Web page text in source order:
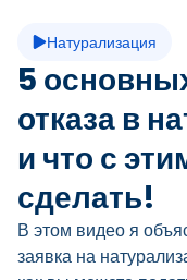
Натурализация
5
отказа в
и что с
сделать!
В этом видео я
заявка на